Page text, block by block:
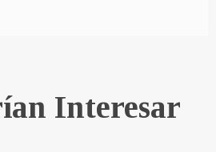
Interesar